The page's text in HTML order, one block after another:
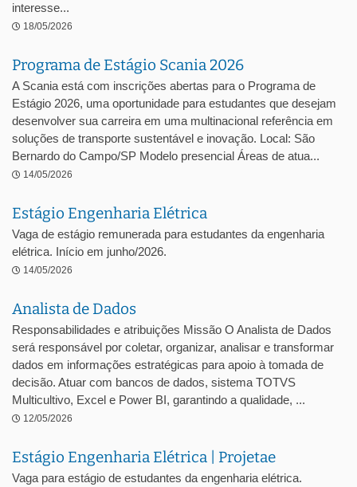
interesse...
18/05/2026
Programa de Estágio Scania 2026
A Scania está com inscrições abertas para o Programa de
Estágio 2026, uma oportunidade para estudantes que desejam
desenvolver sua carreira em uma multinacional referência em
soluções de transporte sustentável e inovação. Local: São
Bernardo do Campo/SP Modelo presencial Áreas de atua...
14/05/2026
Estágio Engenharia Elétrica
Vaga de estágio remunerada para estudantes da engenharia
elétrica. Início em junho/2026.
14/05/2026
Analista de Dados
Responsabilidades e atribuições Missão O Analista de Dados
será responsável por coletar, organizar, analisar e transformar
dados em informações estratégicas para apoio à tomada de
decisão. Atuar com bancos de dados, sistema TOTVS
Multicultivo, Excel e Power BI, garantindo a qualidade, ...
12/05/2026
Estágio Engenharia Elétrica | Projetae
Vaga para estágio de estudantes da engenharia elétrica.